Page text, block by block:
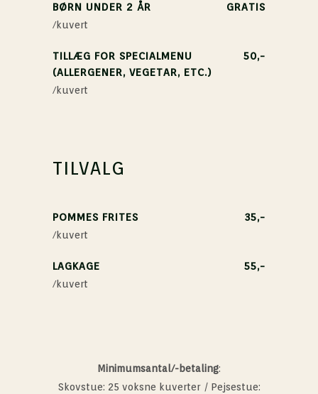
BØRN UNDER 2 ÅR GRATIS
/kuvert
TILLÆG FOR SPECIALMENU
(ALLERGENER, VEGETAR, ETC.)
50,-
/kuvert
TILVALG
POMMES FRITES 35,-
/kuvert
LAGKAGE 55,-
/kuvert
Minimumsantal/-betaling:
Skovstue: 25 voksne kuverter | Pejsestue: